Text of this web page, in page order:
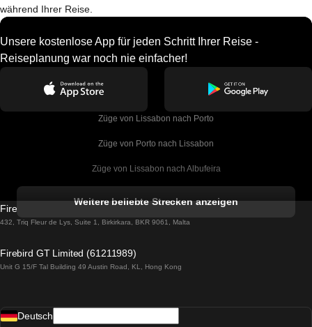
während Ihrer Reise.
Unsere kostenlose App für jeden Schritt Ihrer Reise -
Reiseplanung war noch nie einfacher!
Züge von Lissabon nach Porto
Züge von Porto nach Lissabon
Züge von Lissabon nach Albufeira
Züge von Lissabon nach Lagos
Züge von Lissabon nach Madrid
Weitere beliebte Strecken anzeigen
Firebird GT Limited (OC 1451)
432, Triq Fleur de Lys, Suite 1, Birkirkara, BKR 9061, Malta
Firebird GT Limited (61211989)
Unit G 15/F Tal Building 49 Austin Road, KL, Hong Kong
Deutsch